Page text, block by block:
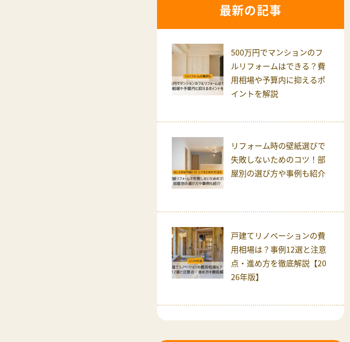
最新の記事
500万円でマンションのフ
ルリフォームはできる？費
用相場や予算内に抑えるポ
イントを解説
リフォーム時の壁紙選びで
失敗しないためのコツ！部
屋別の選び方や事例も紹介
戸建てリノベーションの費
用相場は？事例12選と注意
点・進め方を徹底解説【20
26年版】